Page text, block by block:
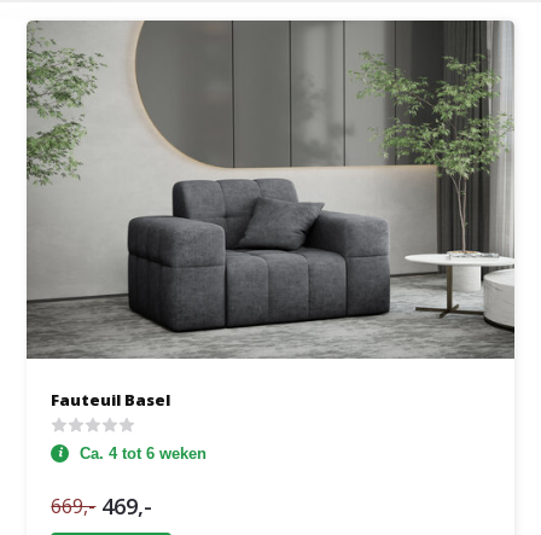
Fauteuil Basel
Ca. 4 tot 6 weken
669,- 469,-